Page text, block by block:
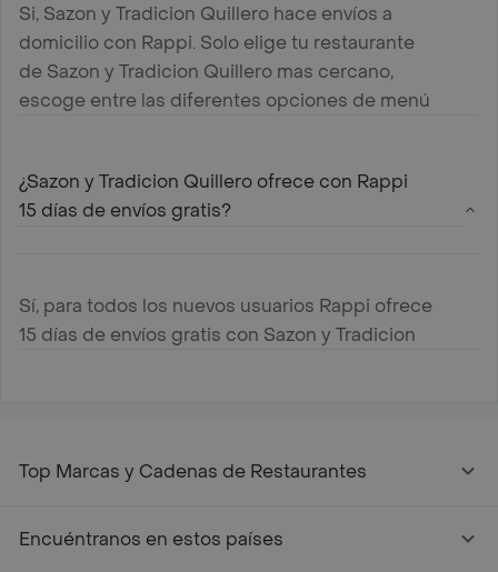
Si, Sazon y Tradicion Quillero hace envíos a
domicilio con Rappi. Solo elige tu restaurante
de Sazon y Tradicion Quillero mas cercano,
escoge entre las diferentes opciones de menú
¿Sazon y Tradicion Quillero ofrece con Rappi
15 días de envíos gratis?
Sí, para todos los nuevos usuarios Rappi ofrece
15 días de envíos gratis con Sazon y Tradicion
Top Marcas y Cadenas de Restaurantes
Encuéntranos en estos países